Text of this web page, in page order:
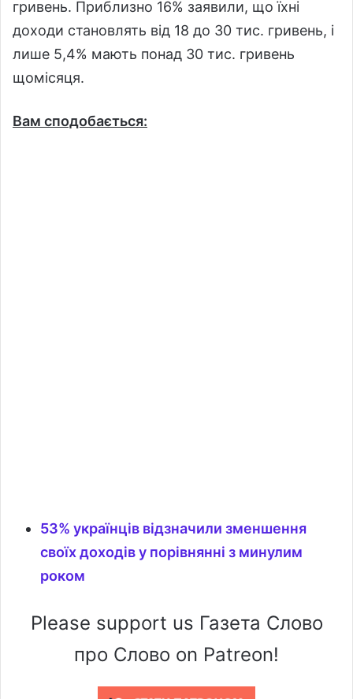
гривень. Приблизно 16% заявили, що їхні
доходи становлять від 18 до 30 тис. гривень, і
лише 5,4% мають понад 30 тис. гривень
щомісяця.
Вам сподобається:
53% українців відзначили зменшення
своїх доходів у порівнянні з минулим
роком
Please support us Газета Слово
про Слово on Patreon!